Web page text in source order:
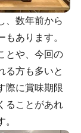
、数年前から
あります。
とや、今回の
る方も多いと
際に賞味期限
ることがあれ